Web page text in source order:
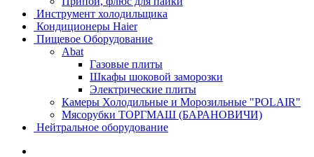
Инструмент холодильщика
Кондиционеры Haier
Пищевое Оборудование
Abat
Газовые плиты
Шкафы шоковой заморозки
Электрические плиты
Камеры Холодильные и Морозильные "POLAIR"
Мясорубки ТОРГМАШ (БАРАНОВИЧИ)
Нейтральное оборудование